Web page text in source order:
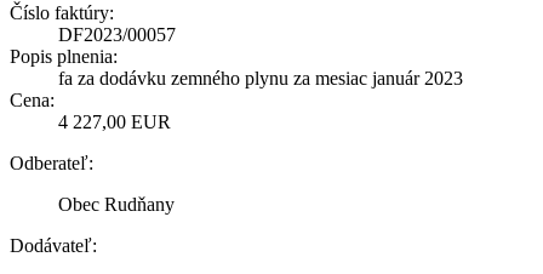
Číslo faktúry:
DF2023/00057
Popis plnenia:
fa za dodávku zemného plynu za mesiac január 2023
Cena:
4 227,00 EUR
Odberateľ:
Obec Rudňany
Dodávateľ: